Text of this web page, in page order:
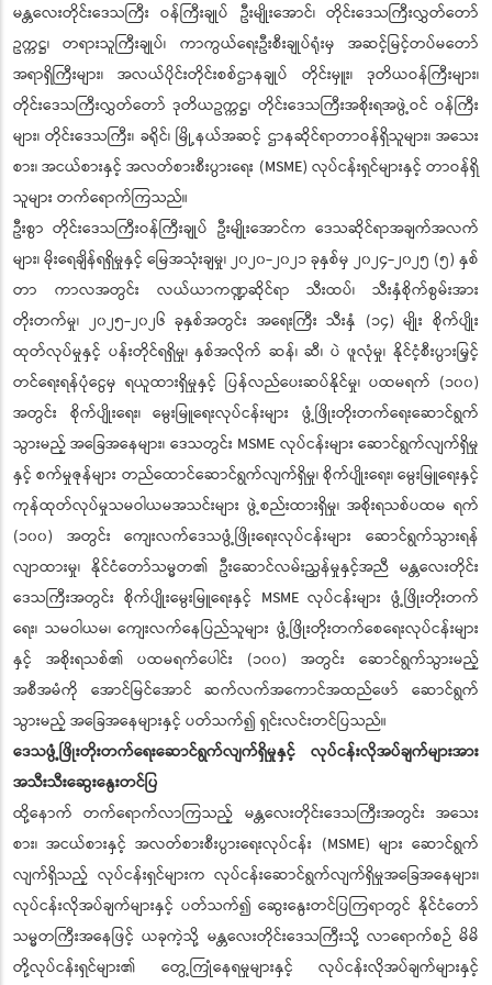
မန္တလေးတိုင်းဒေသကြီး ဝန်ကြီးချုပ် ဦးမျိုးအောင်၊ တိုင်းဒေသကြီးလွှတ်တော်
ဥက္ကဋ္ဌ၊ တရားသူကြီးချုပ်၊ ကာကွယ်ရေးဦးစီးချုပ်ရုံးမှ အဆင့်မြင့်တပ်မတော်
အရာရှိကြီးများ၊ အလယ်ပိုင်းတိုင်းစစ်ဌာနချုပ် တိုင်းမှူး၊ ဒုတိယဝန်ကြီးများ၊
တိုင်းဒေသကြီးလွှတ်တော် ဒုတိယဥက္ကဋ္ဌ၊ တိုင်းဒေသကြီးအစိုးရအဖွဲ့ဝင် ဝန်ကြီး
များ၊ တိုင်းဒေသကြီး၊ ခရိုင်၊ မြို့နယ်အဆင့် ဌာနဆိုင်ရာတာဝန်ရှိသူများ၊ အသေး
စား၊ အငယ်စားနှင့် အလတ်စားစီးပွားရေး (MSME) လုပ်ငန်းရှင်များနှင့် တာဝန်ရှိ
သူများ တက်ရောက်ကြသည်။
ဦးစွာ တိုင်းဒေသကြီးဝန်ကြီးချုပ် ဦးမျိုးအောင်က ဒေသဆိုင်ရာအချက်အလက်
များ၊ မိုးရေချိန်ရရှိမှုနှင့် မြေအသုံးချမှု၊ ၂၀၂၀-၂၀၂၁ ခုနှစ်မှ ၂၀၂၄-၂၀၂၅ (၅) နှစ်
တာ ကာလအတွင်း လယ်ယာကဏ္ဍဆိုင်ရာ သီးထပ်၊ သီးနှံစိုက်စွမ်းအား
တိုးတက်မှု၊ ၂၀၂၅-၂၀၂၆ ခုနှစ်အတွင်း အရေးကြီး သီးနှံ (၁၄) မျိုး စိုက်ပျိုး
ထုတ်လုပ်မှုနှင့် ပန်းတိုင်ရရှိမှု၊ နှစ်အလိုက် ဆန်၊ ဆီ၊ ပဲ ဖူလုံမှု၊ နိုင်ငံ့စီးပွားမြှင့်
တင်ရေးရန်ပုံငွေမှ ရယူထားရှိမှုနှင့် ပြန်လည်ပေးဆပ်နိုင်မှု၊ ပထမရက် (၁၀၀)
အတွင်း စိုက်ပျိုးရေး၊ မွေးမြူရေးလုပ်ငန်းများ ဖွံ့ဖြိုးတိုးတက်ရေးဆောင်ရွက်
သွားမည့် အခြေအနေများ၊ ဒေသတွင်း MSME လုပ်ငန်းများ ဆောင်ရွက်လျက်ရှိမှု
နှင့် စက်မှုဇုန်များ တည်ထောင်ဆောင်ရွက်လျက်ရှိမှု၊ စိုက်ပျိုးရေး၊ မွေးမြူရေးနှင့်
ကုန်ထုတ်လုပ်မှုသမဝါယမအသင်းများ ဖွဲ့စည်းထားရှိမှု၊ အစိုးရသစ်ပထမ ရက်
(၁၀၀) အတွင်း ကျေးလက်ဒေသဖွံ့ဖြိုးရေးလုပ်ငန်းများ ဆောင်ရွက်သွားရန်
လျာထားမှု၊ နိုင်ငံတော်သမ္မတ၏ ဦးဆောင်လမ်းညွှန်မှုနှင့်အညီ မန္တလေးတိုင်း
ဒေသကြီးအတွင်း စိုက်ပျိုးမွေးမြူရေးနှင့် MSME လုပ်ငန်းများ ဖွံ့ဖြိုးတိုးတက်
ရေး၊ သမဝါယမ၊ ကျေးလက်နေပြည်သူများ ဖွံ့ဖြိုးတိုးတက်စေရေးလုပ်ငန်းများ
နှင့် အစိုးရသစ်၏ ပထမရက်ပေါင်း (၁၀၀) အတွင်း ဆောင်ရွက်သွားမည့်
အစီအမံကို အောင်မြင်အောင် ဆက်လက်အကောင်အထည်ဖော် ဆောင်ရွက်
သွားမည့် အခြေအနေများနှင့် ပတ်သက်၍ ရှင်းလင်းတင်ပြသည်။
ဒေသဖွံ့ဖြိုးတိုးတက်ရေးဆောင်ရွက်လျက်ရှိမှုနှင့် လုပ်ငန်းလိုအပ်ချက်များအား
အသီးသီးဆွေးနွေးတင်ပြ
ထို့နောက် တက်ရောက်လာကြသည့် မန္တလေးတိုင်းဒေသကြီးအတွင်း အသေး
စား၊ အငယ်စားနှင့် အလတ်စားစီးပွားရေးလုပ်ငန်း (MSME) များ ဆောင်ရွက်
လျက်ရှိသည့် လုပ်ငန်းရှင်များက လုပ်ငန်းဆောင်ရွက်လျက်ရှိမှုအခြေအနေများ၊
လုပ်ငန်းလိုအပ်ချက်များနှင့် ပတ်သက်၍ ဆွေးနွေးတင်ပြကြရာတွင် နိုင်ငံတော်
သမ္မတကြီးအနေဖြင့် ယခုကဲ့သို့ မန္တလေးတိုင်းဒေသကြီးသို့ လာရောက်စဉ် မိမိ
တို့လုပ်ငန်းရှင်များ၏ တွေ့ကြုံနေရမှုများနှင့် လုပ်ငန်းလိုအပ်ချက်များနှင့်